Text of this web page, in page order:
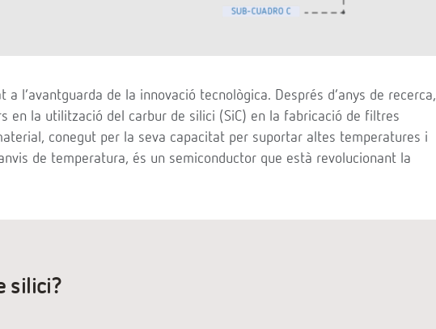
a l’avantguarda de la innovació tecnològica. Després d’anys de recerca,
en la utilització del carbur de silici (SiC) en la fabricació de filtres
conegut per la seva capacitat per suportar altes temperatures i
de temperatura, és un semiconductor que està revolucionant la
silici?